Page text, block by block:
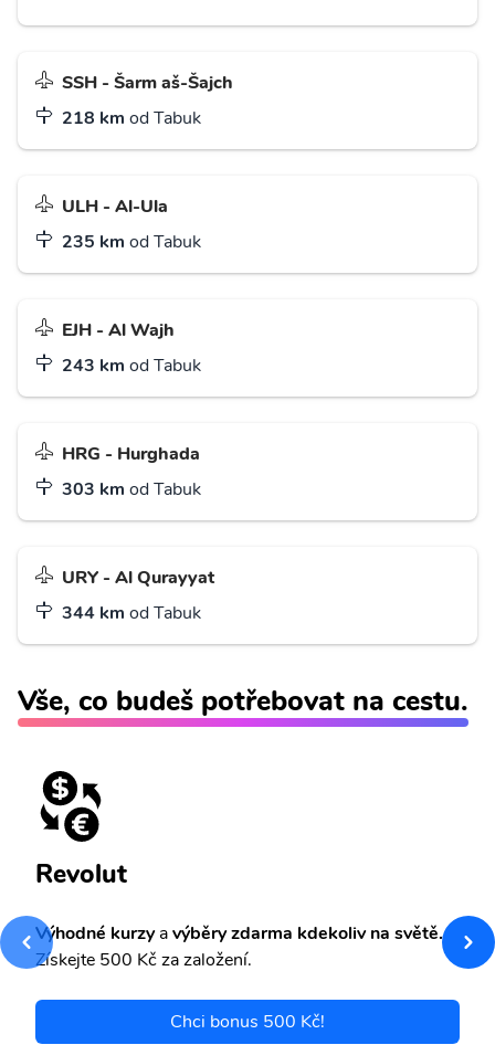
SSH - Šarm aš-Šajch
218 km od Tabuk
ULH - Al-Ula
235 km od Tabuk
EJH - Al Wajh
243 km od Tabuk
HRG - Hurghada
303 km od Tabuk
URY - Al Qurayyat
344 km od Tabuk
Vše, co budeš potřebovat na cestu.
Revolut
Výhodné kurzyavýběry zdarma kdekoliv na světě.
Získejte 500 Kč za založení.
Chci bonus 500 Kč!